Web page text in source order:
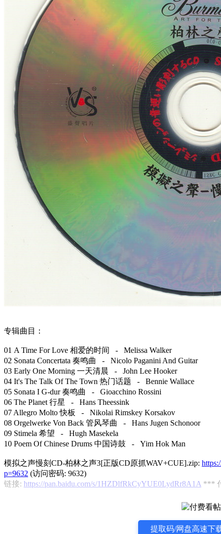
专辑曲目：
01 A Time For Love 相爱的时间 - Melissa Walker
02 Sonata Concertata 奏鸣曲 - Nicolo Paganini And Guitar
03 Early One Morning 一天清晨 - John Lee Hooker
04 It's The Talk Of The Town 热门话题 - Bennie Wallace
05 Sonata I G-dur 奏鸣曲 - Gioacchino Rossini
06 The Planet 行星 - Hans Theessink
07 Allegro Molto 快板 - Nikolai Rimskey Korsakov
08 Orgelwerke Von Back 管风琴曲 - Hans Jugen Schonoor
09 Stimela 希望 - Hugh Masekela
10 Poem Of Chinese Drums 中国诗鼓 - Yim Hok Man
模拟之声慢刻CD-柏林之声3[正版CD原抓WAV+CUE].zip:
p=9632 (访问密码: 9632)
链接: https://pan.baidu.com/s/1HZDlfRkCyYUE0LydRr8A1A ***
提取码/网盘高速下